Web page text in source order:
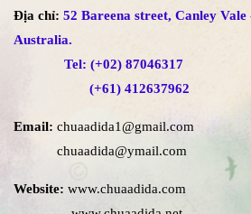
Địa chỉ: 52 Bareena street, Canley Vale
Australia.
Tel: (+02) 87046317
(+61) 412637962
Email: chuaadida1@gmail.com
chuaadida@ymail.com
Website: www.chuaadida.com